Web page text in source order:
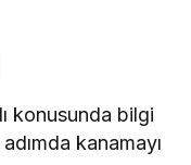
konusunda bilgi
kanamayı